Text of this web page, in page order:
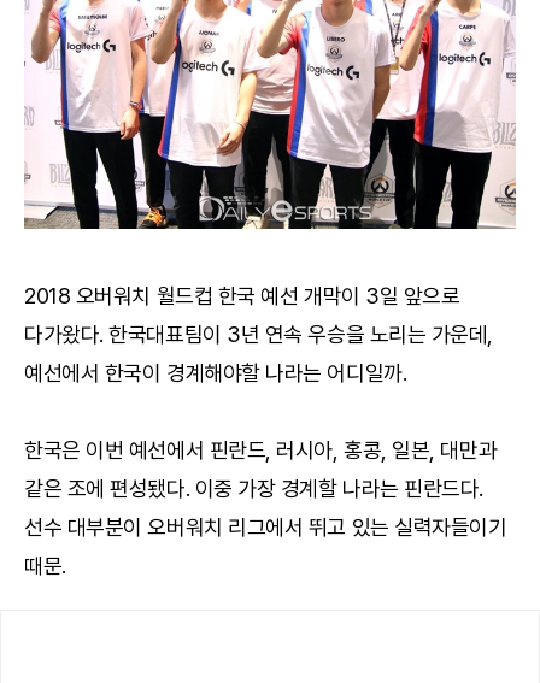
2018 오버워치 월드컵 한국 예선 개막이 3일 앞으로
다가왔다. 한국대표팀이 3년 연속 우승을 노리는 가운데,
예선에서 한국이 경계해야할 나라는 어디일까.
한국은 이번 예선에서 핀란드, 러시아, 홍콩, 일본, 대만과
같은 조에 편성됐다. 이중 가장 경계할 나라는 핀란드다.
선수 대부분이 오버워치 리그에서 뛰고 있는 실력자들이기
때문.